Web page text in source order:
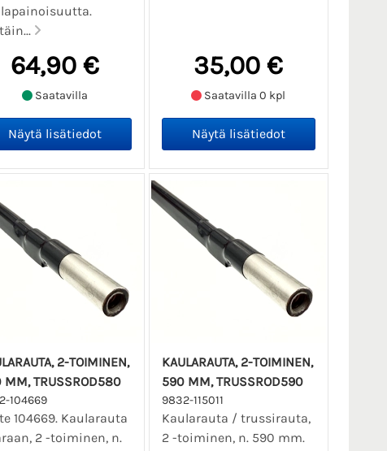
64,90 €
Saatavilla
35,00 €
Saatavilla 0 kpl
2-TOIMINEN,
MM, TRUSSROD580
104669
104669. Kaularauta
2 -toiminen, n.
KAULARAUTA, 2-TOIMINEN,
590 MM, TRUSSROD590
9832-115011
Kaularauta / trussirauta,
2 -toiminen, n. 590 mm.